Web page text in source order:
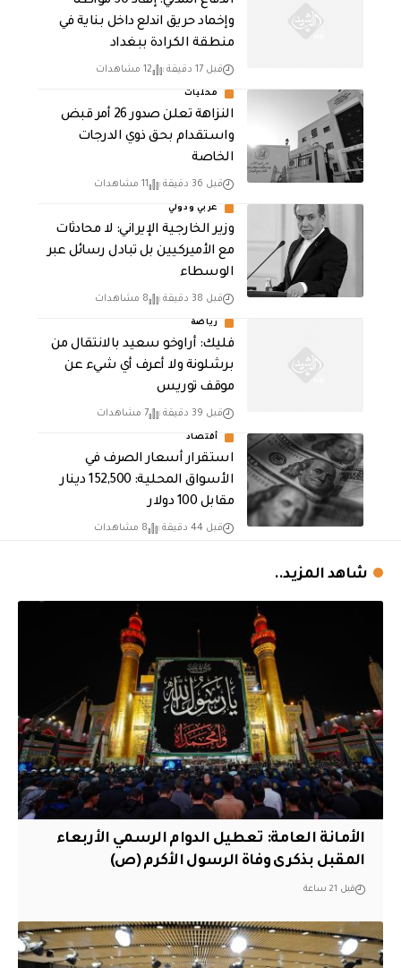
وإخماد حريق اندلع داخل بناية في
منطقة الكرادة ببغداد
قبل 17 دقيقة 12 مشاهدات
محليات
النزاهة تعلن صدور 26 أمر قبض
واستقدام بحق ذوي الدرجات
الخاصة
قبل 36 دقيقة 11 مشاهدات
عربي ودولي
‏وزير الخارجية الإيراني: لا محادثات
مع الأميركيين بل تبادل رسائل عبر
الوسطاء
قبل 38 دقيقة 8 مشاهدات
رياضة
فليك: أراوخو سعيد بالانتقال من
برشلونة ولا أعرف أي شيء عن
موقف توريس
قبل 39 دقيقة 7 مشاهدات
أقتصاد
استقرار أسعار الصرف في
الأسواق المحلية: 152,500 دينار
مقابل 100 دولار
قبل 44 دقيقة 8 مشاهدات
شاهد المزيد..
الأمانة العامة: تعطيل الدوام الرسمي الأربعاء
المقبل بذكرى وفاة الرسول الأكرم (ص)
قبل 21 ساعة